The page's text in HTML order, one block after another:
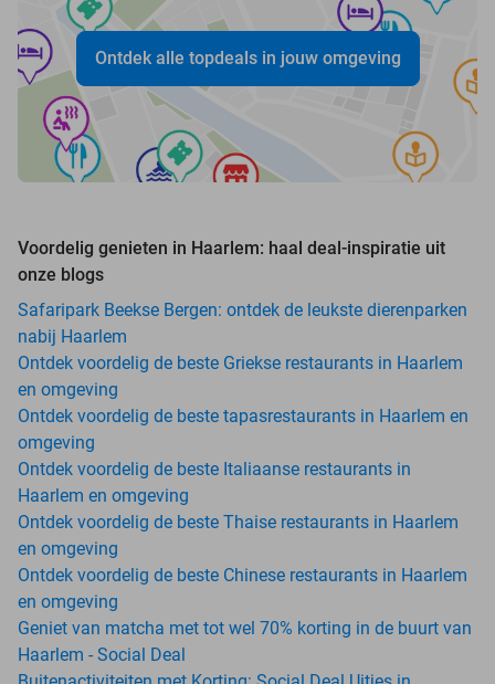
Ontdek alle topdeals in jouw omgeving
Voordelig genieten in Haarlem: haal deal-inspiratie uit
onze blogs
Safaripark Beekse Bergen: ontdek de leukste dierenparken
nabij Haarlem
Ontdek voordelig de beste Griekse restaurants in Haarlem
en omgeving
Ontdek voordelig de beste tapasrestaurants in Haarlem en
omgeving
Ontdek voordelig de beste Italiaanse restaurants in
Haarlem en omgeving
Ontdek voordelig de beste Thaise restaurants in Haarlem
en omgeving
Ontdek voordelig de beste Chinese restaurants in Haarlem
en omgeving
Geniet van matcha met tot wel 70% korting in de buurt van
Haarlem - Social Deal